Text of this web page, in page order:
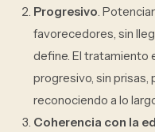
Progresivo.
favorecedores, sin
define. El tratamiento
progresivo, sin prisas,
reconociendo a lo
Coherencia con la